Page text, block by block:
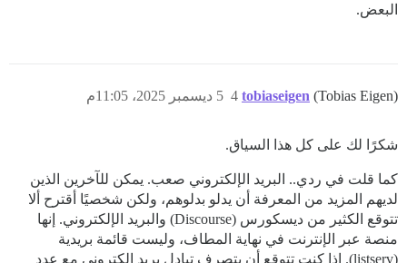
البعض.
tobiaseigen (Tobias Eigen) 5 ديسمبر 2025، 11:05م 4
شكرًا لك على كل هذا السياق.
كما قلت في ردي.. البريد الإلكتروني صعب. يمكن للآخرين الذين
لديهم المزيد من المعرفة أن يدلو بدلوهم، ولكن شخصيًا أقترح ألا
تتوقع الكثير من ديسكورس (Discourse) والبريد الإلكتروني. إنها
منصة عبر الإنترنت في نهاية المطاف، وليست قائمة بريدية
(listserv). إذا كنت تتوقع أن يتصرف تبادل بريد إلكتروني مع عدد